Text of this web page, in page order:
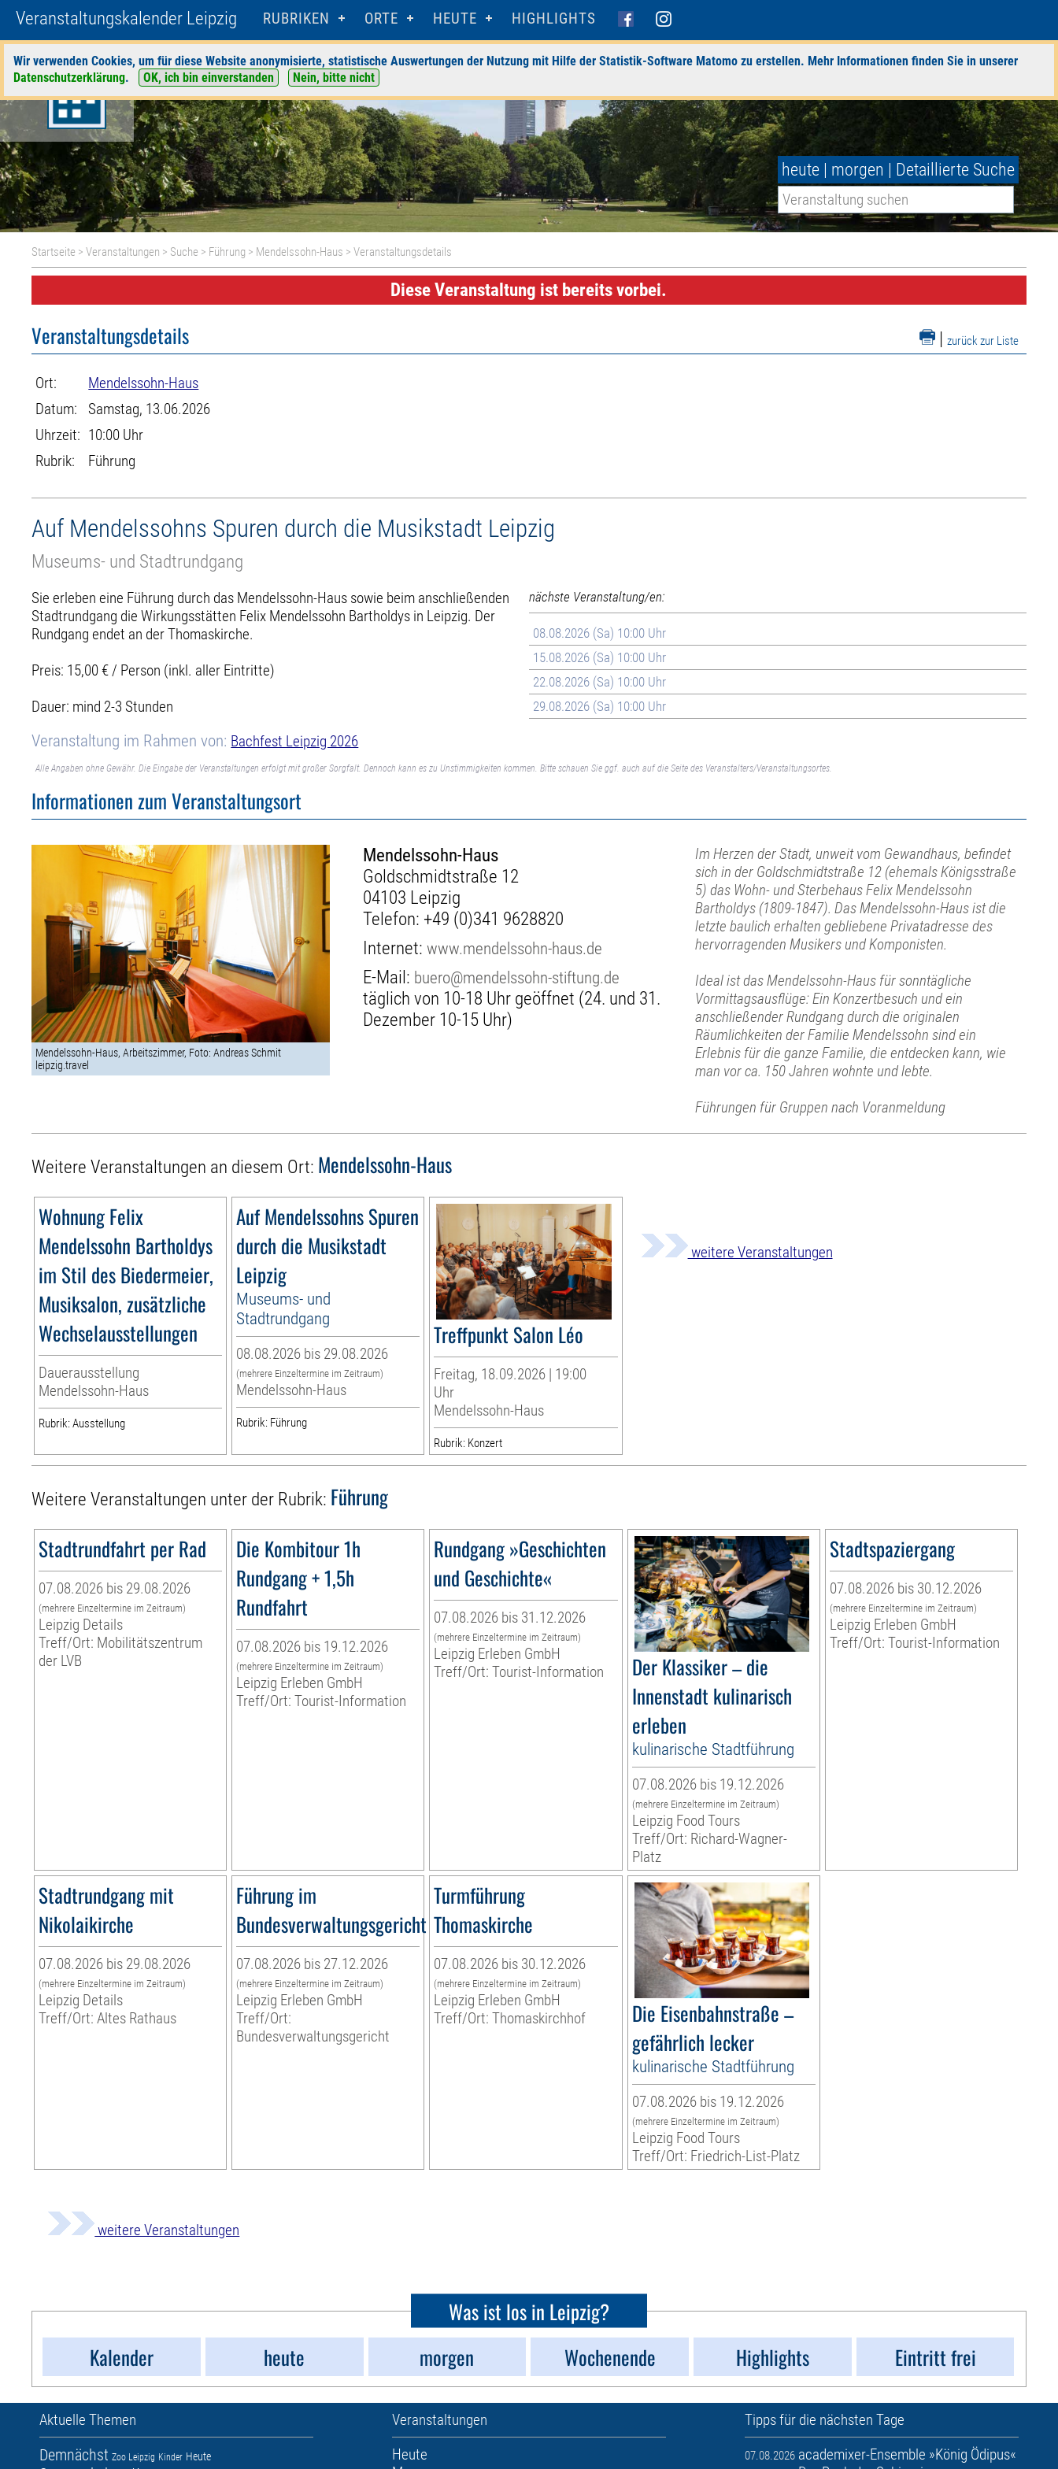
Veranstaltungskalender Leipzig RUBRIKEN ORTE HEUTE HIGHLIGHTS
Wir verwenden Cookies, um für diese Website anonymisierte, statistische Auswertungen der Nutzung mit Hilfe der Statistik-Software Matomo zu erstellen. Mehr Informationen finden Sie in unserer
Datenschutzerklärung. OK, ich bin einverstanden Nein, bitte nicht
heute | morgen | Detaillierte Suche
Startseite >Veranstaltungen > Suche > Führung > Mendelssohn-Haus > Veranstaltungsdetails
Diese Veranstaltung ist bereits vorbei.
| zurück zur Liste
Veranstaltungsdetails
Ort:
Mendelssohn-Haus
Datum:
Samstag, 13.06.2026
Uhrzeit: 10:00 Uhr
Rubrik:
Führung
Auf Mendelssohns Spuren durch die Musikstadt Leipzig
Museums- und Stadtrundgang
Sie erleben eine Führung durch das Mendelssohn-Haus sowie beim anschließenden
Stadtrundgang die Wirkungsstätten Felix Mendelssohn Bartholdys in Leipzig. Der
Rundgang endet an der Thomaskirche.
Preis: 15,00 € / Person (inkl. aller Eintritte)
Dauer: mind 2-3 Stunden
Veranstaltung im Rahmen von: Bachfest Leipzig 2026
nächste Veranstaltung/en:
08.08.2026 (Sa) 10:00 Uhr
15.08.2026 (Sa) 10:00 Uhr
22.08.2026 (Sa) 10:00 Uhr
29.08.2026 (Sa) 10:00 Uhr
Alle Angaben ohne Gewähr. Die Eingabe der Veranstaltungen erfolgt mit großer Sorgfalt. Dennoch kann es zu Unstimmigkeiten kommen. Bitte schauen Sie ggf. auch auf die Seite des Veranstalters/Veranstaltungsortes.
Informationen zum Veranstaltungsort
Mendelssohn-Haus, Arbeitszimmer, Foto: Andreas Schmit
leipzig.travel
Mendelssohn-Haus
Goldschmidtstraße 12
04103 Leipzig
Telefon: +49 (0)341 9628820
Internet:www.mendelssohn-haus.de
E-Mail: buero@mendelssohn-stiftung.de
täglich von 10-18 Uhr geöffnet (24. und 31.
Dezember 10-15 Uhr)
Im Herzen der Stadt, unweit vom Gewandhaus, befindet
sich in der Goldschmidtstraße 12 (ehemals Königsstraße
5) das Wohn- und Sterbehaus Felix Mendelssohn
Bartholdys (1809-1847). Das Mendelssohn-Haus ist die
letzte baulich erhalten gebliebene Privatadresse des
hervorragenden Musikers und Komponisten.
Ideal ist das Mendelssohn-Haus für sonntägliche
Vormittagsausflüge: Ein Konzertbesuch und ein
anschließender Rundgang durch die originalen
Räumlichkeiten der Familie Mendelssohn sind ein
Erlebnis für die ganze Familie, die entdecken kann, wie
man vor ca. 150 Jahren wohnte und lebte.
Führungen für Gruppen nach Voranmeldung
Weitere Veranstaltungen an diesem Ort: Mendelssohn-Haus
Wohnung Felix
Mendelssohn Bartholdys
im Stil des Biedermeier,
Musiksalon, zusätzliche
Wechselausstellungen
Dauerausstellung
Mendelssohn-Haus
Rubrik: Ausstellung
Auf Mendelssohns Spuren
durch die Musikstadt
Leipzig
Museums- und
Stadtrundgang
08.08.2026 bis 29.08.2026
(mehrere Einzeltermine im Zeitraum)
Mendelssohn-Haus
Rubrik: Führung
Treffpunkt Salon Léo
Freitag, 18.09.2026 | 19:00
Uhr
Mendelssohn-Haus
Rubrik: Konzert
weitere Veranstaltungen
Weitere Veranstaltungen unter der Rubrik: Führung
Stadtrundfahrt per Rad
07.08.2026 bis 29.08.2026
(mehrere Einzeltermine im Zeitraum)
Leipzig Details
Treff/Ort: Mobilitätszentrum
der LVB
Die Kombitour 1h
Rundgang + 1,5h
Rundfahrt
07.08.2026 bis 19.12.2026
(mehrere Einzeltermine im Zeitraum)
Leipzig Erleben GmbH
Treff/Ort: Tourist-Information
Rundgang »Geschichten
und Geschichte«
07.08.2026 bis 31.12.2026
(mehrere Einzeltermine im Zeitraum)
Leipzig Erleben GmbH
Treff/Ort: Tourist-Information
Der Klassiker – die
Innenstadt kulinarisch
erleben
kulinarische Stadtführung
07.08.2026 bis 19.12.2026
(mehrere Einzeltermine im Zeitraum)
Leipzig Food Tours
Treff/Ort: Richard-Wagner-
Platz
Stadtspaziergang
07.08.2026 bis 30.12.2026
(mehrere Einzeltermine im Zeitraum)
Leipzig Erleben GmbH
Treff/Ort: Tourist-Information
Stadtrundgang mit
Nikolaikirche
07.08.2026 bis 29.08.2026
(mehrere Einzeltermine im Zeitraum)
Leipzig Details
Treff/Ort: Altes Rathaus
Führung im
Bundesverwaltungsgericht
07.08.2026 bis 27.12.2026
(mehrere Einzeltermine im Zeitraum)
Leipzig Erleben GmbH
Treff/Ort:
Bundesverwaltungsgericht
Turmführung
Thomaskirche
07.08.2026 bis 30.12.2026
(mehrere Einzeltermine im Zeitraum)
Leipzig Erleben GmbH
Treff/Ort: Thomaskirchhof
Die Eisenbahnstraße –
gefährlich lecker
kulinarische Stadtführung
07.08.2026 bis 19.12.2026
(mehrere Einzeltermine im Zeitraum)
Leipzig Food Tours
Treff/Ort: Friedrich-List-Platz
weitere Veranstaltungen
Was ist los in Leipzig?
Kalender
heute morgen Wochenende Highlights Eintritt frei
Aktuelle Themen
Demnächst Zoo Leipzig Kinder Heute
Veranstaltungen
Heute
Tipps für die nächsten Tage
07.08.2026 academixer-Ensemble »König Ödipus«